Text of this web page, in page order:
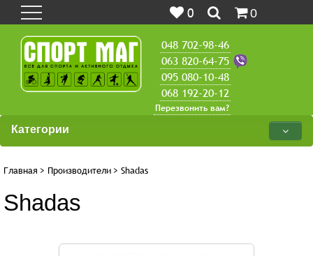
0 0
048 702-98-46
063 820-64-75
095 080-10-48
068 192-20-12
Перезвонить вам?
Категории
Главная > Производители > Shadas
Shadas